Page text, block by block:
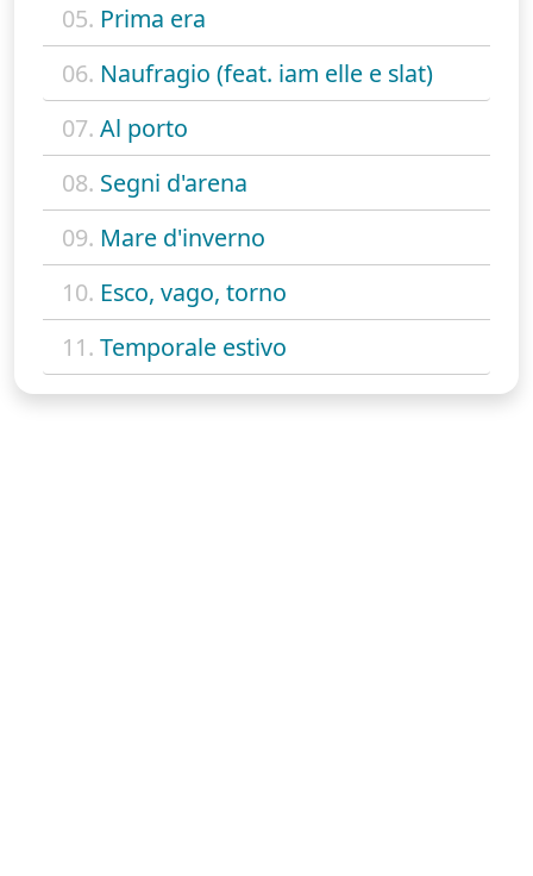
05. Prima era
06. Naufragio (feat. iam elle e slat)
07. Al porto
08. Segni d'arena
09. Mare d'inverno
10. Esco, vago, torno
11. Temporale estivo